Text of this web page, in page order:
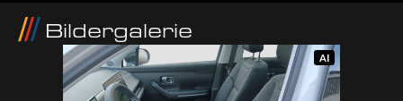
Bildergalerie
AI